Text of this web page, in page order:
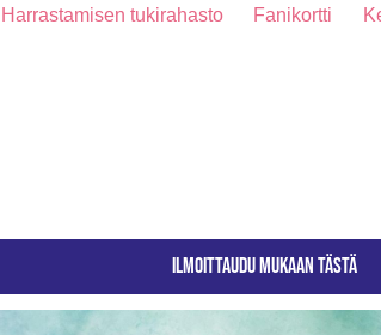
Harrastamisen tukirahasto
Fanikortti
Ilmoittaudu mukaan tästä